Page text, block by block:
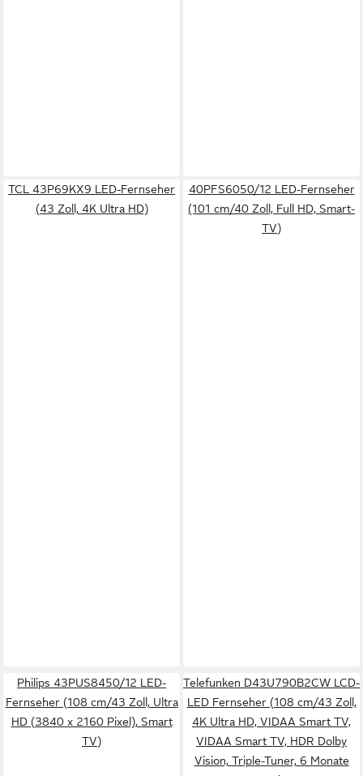
TCL 43P69KX9 LED-Fernseher
(43 Zoll, 4K Ultra HD)
40PFS6050/12 LED-Fernseher
(101 cm/40 Zoll, Full HD, Smart-
TV)
Philips 43PUS8450/12 LED-
Fernseher (108 cm/43 Zoll, Ultra
HD (3840 x 2160 Pixel), Smart
TV)
Telefunken D43U790B2CW LCD-
LED Fernseher (108 cm/43 Zoll,
4K Ultra HD, VIDAA Smart TV,
VIDAA Smart TV, HDR Dolby
Vision, Triple-Tuner, 6 Monate